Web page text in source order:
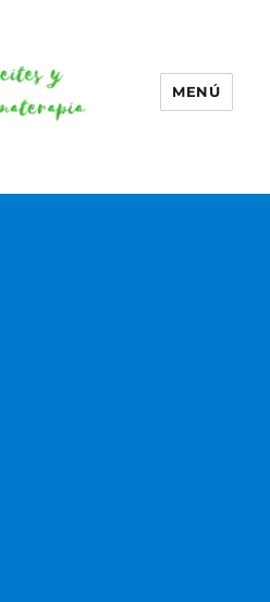
MENÚ